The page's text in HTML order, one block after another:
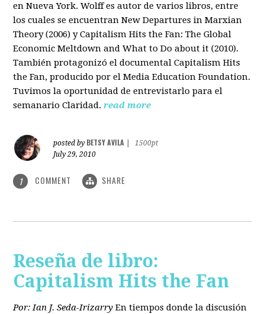
en Nueva York. Wolff es autor de varios libros, entre
los cuales se encuentran New Departures in Marxian
Theory (2006) y Capitalism Hits the Fan: The Global
Economic Meltdown and What to Do about it (2010).
También protagonizó el documental Capitalism Hits
the Fan, producido por el Media Education Foundation.
Tuvimos la oportunidad de entrevistarlo para el
semanario Claridad. read more
posted by BETSY AVILA
1500pt
July 29, 2010
1 COMMENT SHARE
Reseña de libro:
Capitalism Hits the Fan
Por: Ian J. Seda-Irizarry En tiempos donde la discusión